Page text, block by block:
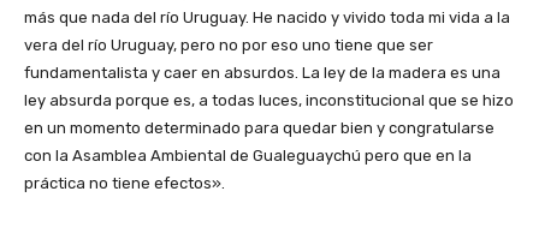
más que nada del río Uruguay. He nacido y vivido toda mi vida a la
vera del río Uruguay, pero no por eso uno tiene que ser
fundamentalista y caer en absurdos. La ley de la madera es una
ley absurda porque es, a todas luces, inconstitucional que se hizo
en un momento determinado para quedar bien y congratularse
con la Asamblea Ambiental de Gualeguaychú pero que en la
práctica no tiene efectos».